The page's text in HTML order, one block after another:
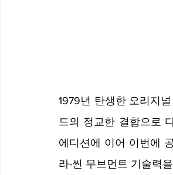
1979년 탄생한 오리지
드의 정교한 결합으로
에디션에 이어 이번에
라-씬 무브먼트 기술력